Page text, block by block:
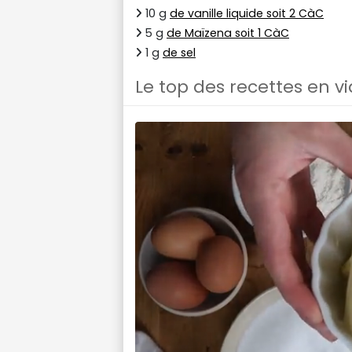
10 g de vanille liquide soit 2 CàC
5 g de Maïzena soit 1 CàC
1 g de sel
Le top des recettes en